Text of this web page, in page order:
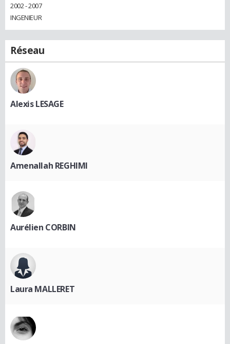
2002 - 2007
INGENIEUR
Réseau
Alexis LESAGE
Amenallah REGHIMI
Aurélien CORBIN
Laura MALLERET